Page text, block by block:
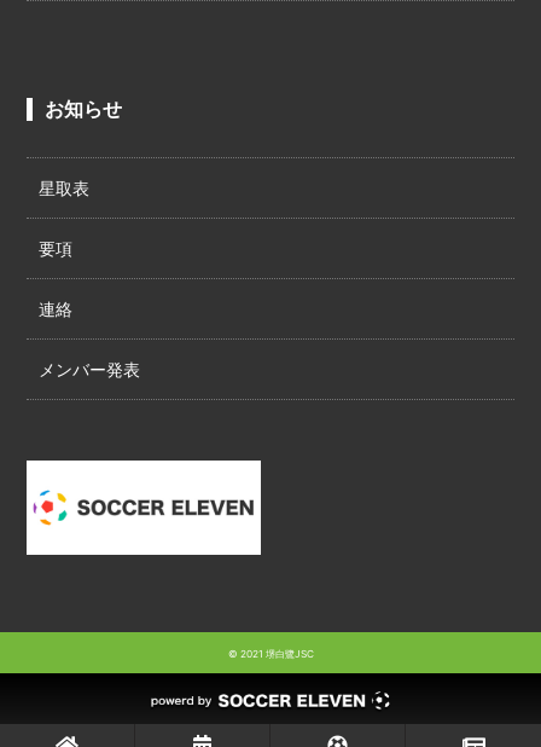
お知らせ
星取表
要項
連絡
メンバー発表
© 2021 堺白鷺JSC